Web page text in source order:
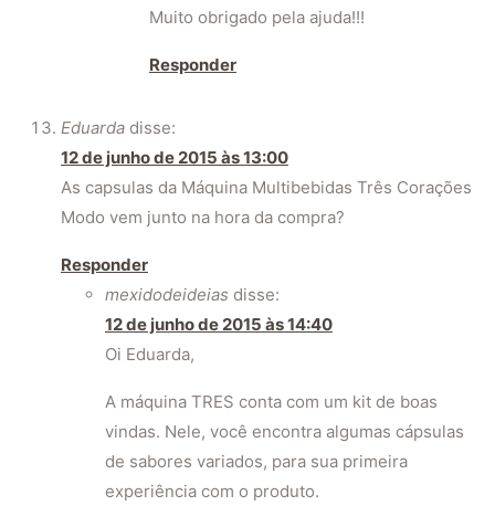
Muito obrigado pela ajuda!!!
Responder
Eduarda disse:
12 de junho de 2015 às 13:00
As capsulas da Máquina Multibebidas Três Corações
Modo vem junto na hora da compra?
Responder
mexidodeideias disse:
12 de junho de 2015 às 14:40
Oi Eduarda,
A máquina TRES conta com um kit de boas
vindas. Nele, você encontra algumas cápsulas
de sabores variados, para sua primeira
experiência com o produto.